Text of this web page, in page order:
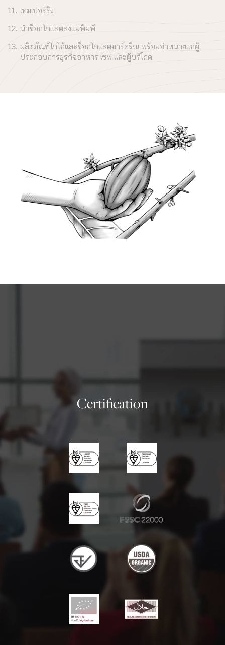
เทมเปอร์ริง
นำช็อกโกแลตลงแม่พิมพ์
ผลิตภัณฑ์โกโก้และช็อกโกแลตมาร์คริณ พร้อมจำหน่ายแก่ผู้
ประกอบการธุรกิจอาหาร เชฟ และผู้บริโภค
Certification